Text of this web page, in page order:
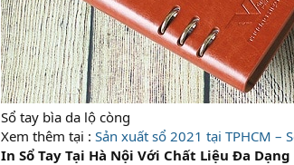
Sổ tay bìa da lộ còng
Xem thêm tại : Sản xuất sổ 2021 tại TPHCM –
In Sổ Tay Tại Hà Nội Với Chất Liệu Đa Dạng